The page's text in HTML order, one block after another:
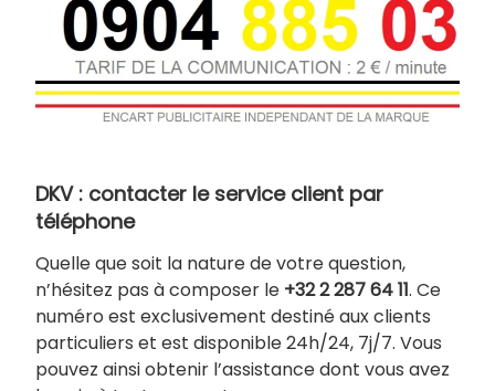
DKV : contacter le service client par
téléphone
Quelle que soit la nature de votre question,
n’hésitez pas à composer le +32 2 287 64 11. Ce
numéro est exclusivement destiné aux clients
particuliers et est disponible 24h/24, 7j/7. Vous
pouvez ainsi obtenir l’assistance dont vous avez